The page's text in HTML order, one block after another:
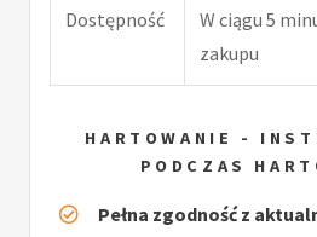
Dostępność
W ciągu 5
zakupu
HARTOWANIE -
PODCZAS
Pełna zgodność z